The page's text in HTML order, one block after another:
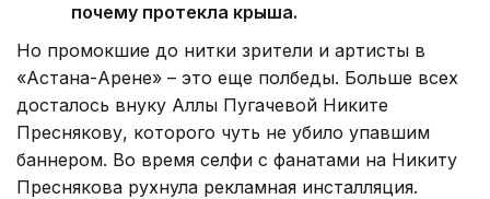
почему протекла крыша.
Но промокшие до нитки зрители и артисты в
«Астана-Арене» – это еще полбеды. Больше всех
досталось внуку Аллы Пугачевой Никите
Преснякову, которого чуть не убило упавшим
баннером. Во время селфи с фанатами на Никиту
Преснякова рухнула рекламная инсталляция.